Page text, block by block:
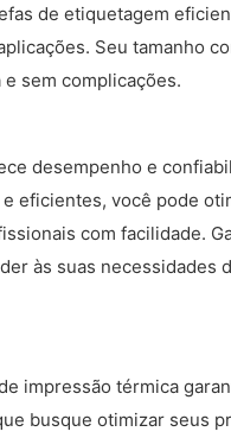
de etiquetagem
Seu tamanho
sem complicações.
desempenho e
eficientes, você pode
com facilidade.
às suas necessidades
impressão térmica
busque otimizar seus